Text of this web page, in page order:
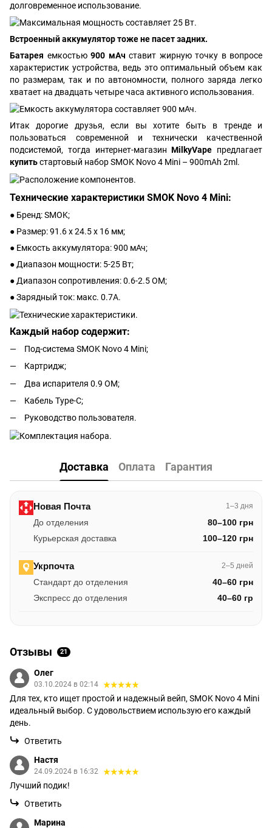
долговременное использование.
Встроенный аккумулятор тоже не пасет задних.
Батарея емкостью 900 мАч ставит жирную точку в вопросе
характеристик устройства, ведь это оптимальный объем как
по размерам, так и по автономности, полного заряда легко
хватает на двадцать четыре часа активного использования.
Итак дорогие друзья, если вы хотите быть в тренде и
пользоваться современной и технически качественной
подсистемой, тогда интернет-магазинMilkyVape предлагает
купитьстартовый набор SMOK Novo 4 Mini – 900mAh 2ml.
Технические характеристики SMOK Novo 4 Mini:
● Бренд: SMOK;
● Размер: 91.6 х 24.5 х 16 мм;
● Емкость аккумулятора: 900 мАч;
● Диапазон мощности: 5-25 Вт;
● Диапазон сопротивления: 0.6-2.5 ОМ;
● Зарядный ток: макс. 0.7А.
Каждый набор содержит:
Под-система SMOK Novo 4 Mini;
Картридж;
Два испарителя 0.9 ОМ;
Кабель Type-C;
Руководство пользователя.
Доставка Оплата Гарантия
Новая Почта 1–3 дня
До отделения
80–100 грн
Курьерская доставка
100–120 грн
Укрпочта 2–5 дней
Стандарт до отделения
40–60 грн
Экспресс до отделения
40–60 гр
Отзывы 21
Олег
03.10.2024 в 02:14
Для тех, кто ищет простой и надежный вейп, SMOK Novo 4 Mini
идеальный выбор. С удовольствием использую его каждый
день.
Ответить
Настя
24.09.2024 в 16:32
Лучший подик!
Ответить
Марина